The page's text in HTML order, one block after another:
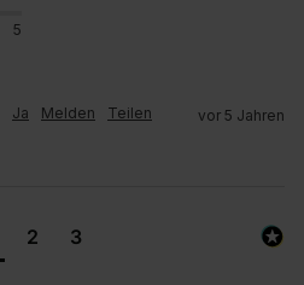
5
Ja Melden Teilen vor 5 Jahren
2 3